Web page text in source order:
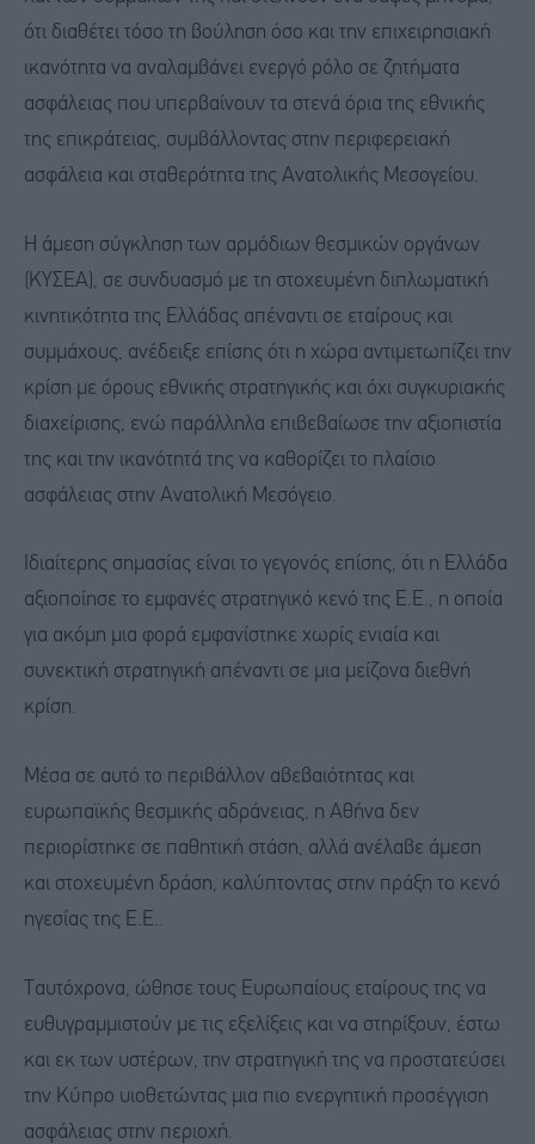
ότι διαθέτει τόσο τη βούληση όσο και την επιχειρησιακή
ικανότητα να αναλαμβάνει ενεργό ρόλο σε ζητήματα
ασφάλειας που υπερβαίνουν τα στενά όρια της εθνικής
της επικράτειας, συμβάλλοντας στην περιφερειακή
ασφάλεια και σταθερότητα της Ανατολικής Μεσογείου.
Η άμεση σύγκληση των αρμόδιων θεσμικών οργάνων
(ΚΥΣΕΑ), σε συνδυασμό με τη στοχευμένη διπλωματική
κινητικότητα της Ελλάδας απέναντι σε εταίρους και
συμμάχους, ανέδειξε επίσης ότι η χώρα αντιμετωπίζει την
κρίση με όρους εθνικής στρατηγικής και όχι συγκυριακής
διαχείρισης, ενώ παράλληλα επιβεβαίωσε την αξιοπιστία
της και την ικανότητά της να καθορίζει το πλαίσιο
ασφάλειας στην Ανατολική Μεσόγειο.
Ιδιαίτερης σημασίας είναι το γεγονός επίσης, ότι η Ελλάδα
αξιοποίησε το εμφανές στρατηγικό κενό της Ε.Ε., η οποία
για ακόμη μια φορά εμφανίστηκε χωρίς ενιαία και
συνεκτική στρατηγική απέναντι σε μια μείζονα διεθνή
κρίση.
Μέσα σε αυτό το περιβάλλον αβεβαιότητας και
ευρωπαϊκής θεσμικής αδράνειας, η Αθήνα δεν
περιορίστηκε σε παθητική στάση, αλλά ανέλαβε άμεση
και στοχευμένη δράση, καλύπτοντας στην πράξη το κενό
ηγεσίας της Ε.Ε..
Ταυτόχρονα, ώθησε τους Ευρωπαίους εταίρους της να
ευθυγραμμιστούν με τις εξελίξεις και να στηρίξουν, έστω
και εκ των υστέρων, την στρατηγική της να προστατεύσει
την Κύπρο υιοθετώντας μια πιο ενεργητική προσέγγιση
ασφάλειας στην περιοχή.